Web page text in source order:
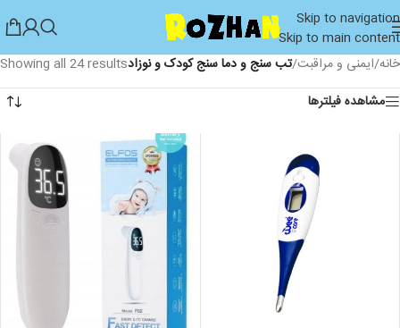
Skip to navigation
Skip to main content
خانه/ایمنی و مراقبت/تب سنج و دما سنج کودک و نوزادShowing all 24 results
مشاهده فیلترها